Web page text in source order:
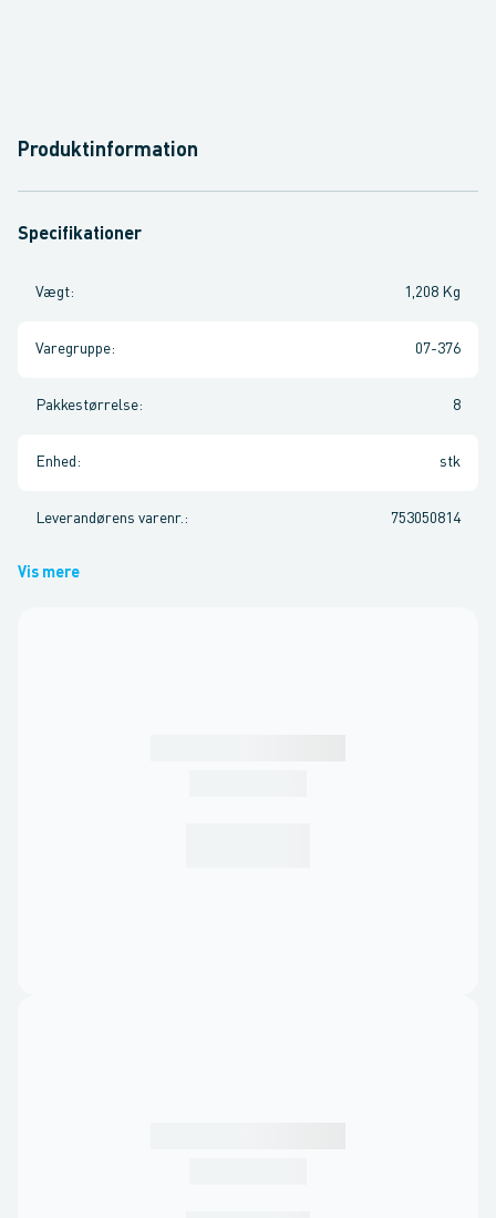
Produktinformation
Specifikationer
Vægt: 1,208 Kg
Varegruppe: 07-376
Pakkestørrelse: 8
Enhed : stk
Leverandørens varenr. : 753050814
Vis mere